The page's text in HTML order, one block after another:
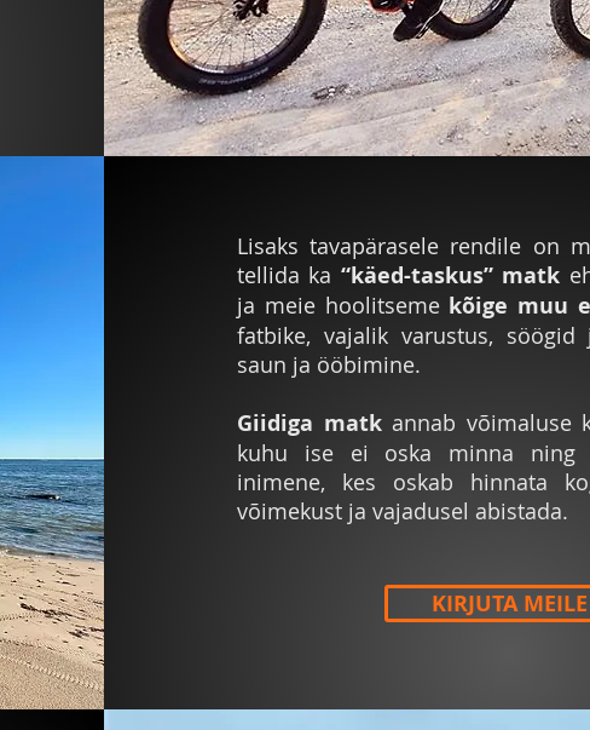
Lisaks tavapärasele rendile on
tellida ka “käed-taskus” matk
ja meie hoolitseme kõige muu
fatbike, vajalik varustus,
saun ja ööbimine.
Giidiga matkannab võimaluse
kuhu ise ei oska minna ning
inimene, kes oskab hinnata
võimekust ja vajadusel abistada.
KIRJUTA MEILE